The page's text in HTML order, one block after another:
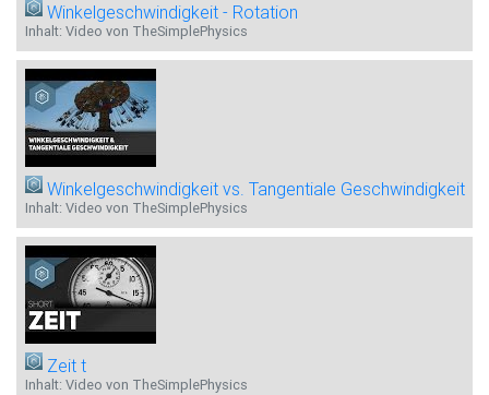
Winkelgeschwindigkeit - Rotation
Inhalt: Video von TheSimplePhysics
Winkelgeschwindigkeit vs. Tangentiale Geschwindigkeit
Inhalt: Video von TheSimplePhysics
Zeit t
Inhalt: Video von TheSimplePhysics